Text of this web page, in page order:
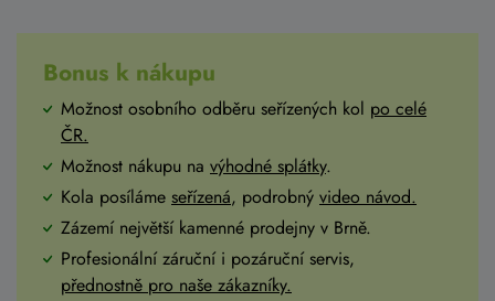
Bonus k nákupu
Možnost osobního odběru seřízených kol po celé
ČR.
Možnost nákupu na výhodné splátky.
Kola posíláme seřízená, podrobný video návod.
Zázemí největší kamenné prodejny v Brně.
Profesionální záruční i pozáruční servis,
přednostně pro naše zákazníky.